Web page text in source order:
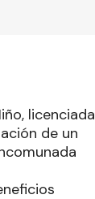
licenciada
de un